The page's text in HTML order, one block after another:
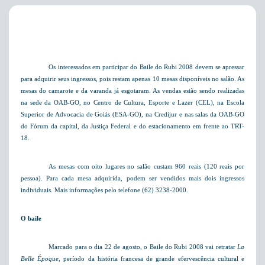
Os interessados em participar do Baile do Rubi 2008 devem se apressar
para adquirir seus ingressos, pois restam apenas 10 mesas disponíveis no salão. As
mesas do camarote e da varanda já esgotaram. As vendas estão sendo realizadas
na sede da OAB-GO, no Centro de Cultura, Esporte e Lazer (CEL), na Escola
Superior de Advocacia de Goiás (ESA-GO), na Credijur e nas salas da OAB-GO
do Fórum da capital, da Justiça Federal e do estacionamento em frente ao TRT-
18.
As mesas com oito lugares no salão custam 960 reais (120 reais por
pessoa). Para cada mesa adquirida, podem ser vendidos mais dois ingressos
individuais. Mais informações pelo telefone (62) 3238-2000.
O baile
Marcado para o dia 22 de agosto, o Baile do Rubi 2008 vai retratar La
Belle Époque , período da história francesa de grande efervescência cultural e